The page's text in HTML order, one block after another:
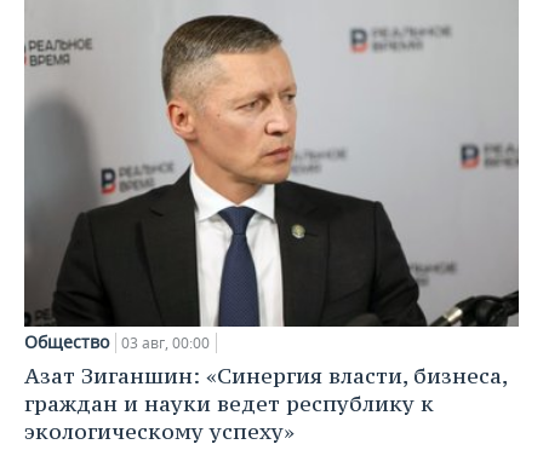
Общество 03 авг, 00:00
Азат Зиганшин: «Синергия власти, бизнеса,
граждан и науки ведет республику к
экологическому успеху»